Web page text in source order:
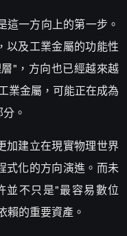
這一方向上的第一步。
以及工業金屬的功能性
"，方向也已經越來越
業金屬，可能正在成為
。
加建立在現實物理世界
式化的方向演進。而未
並不只是"最容易數位
賴的重要資產。